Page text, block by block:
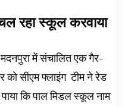
रहा स्कूल करवाया
में संचालित एक गैर-
को सीएम फ्लाइंग टीम ने रेड
कि पाल मिडल स्कूल नाम